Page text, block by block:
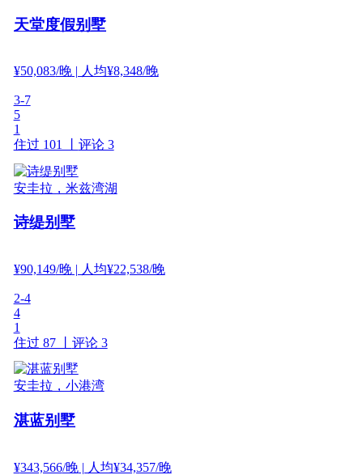
天堂度假别墅
¥50,083/晚| 人均¥8,348/晚
3-7
5
1
住过 101 丨 评论 3
安圭拉，米兹湾湖
诗缇别墅
¥90,149/晚| 人均¥22,538/晚
2-4
4
1
住过 87 丨 评论 3
安圭拉，小港湾
湛蓝别墅
¥343,566/晚| 人均¥34,357/晚